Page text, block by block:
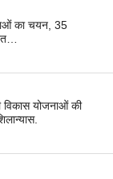
का चयन, 35
विकास योजनाओं की